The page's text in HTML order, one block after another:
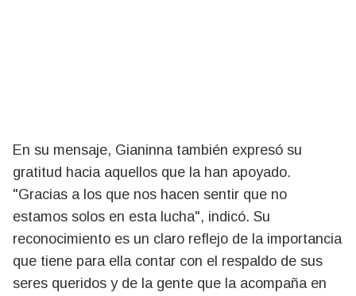
En su mensaje, Gianinna también expresó su
gratitud hacia aquellos que la han apoyado.
"Gracias a los que nos hacen sentir que no
estamos solos en esta lucha", indicó. Su
reconocimiento es un claro reflejo de la importancia
que tiene para ella contar con el respaldo de sus
seres queridos y de la gente que la acompaña en